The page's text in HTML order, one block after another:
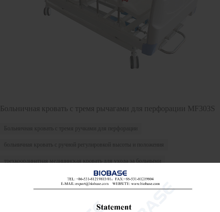
Больничная кровать с тремя рычагами для перфорации MF303S
Больничная кровать с тремя ручками для перфорации
больничная кровать с ручной регулировкой высоты и положения
трехкоординатная медицинская кровать для ухода за больными
Детали